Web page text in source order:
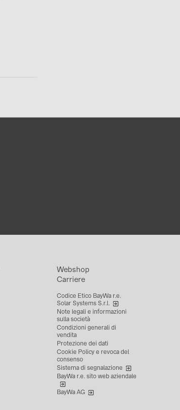
Webshop
Carriere
Codice Etico BayWa r.e.
Solar Systems S.r.l.
Note legali e informazioni
sulla società
Condizioni generali di
vendita
Protezione dei dati
Cookie Policy e revoca del
consenso
Sistema di segnalazione
BayWa r.e. sito web aziendale
BayWa AG